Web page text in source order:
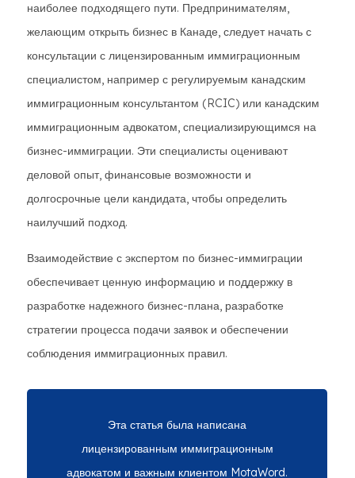
наиболее подходящего пути. Предпринимателям,
желающим открыть бизнес в Канаде, следует начать с
консультации с лицензированным иммиграционным
специалистом, например с регулируемым канадским
иммиграционным консультантом (RCIC) или канадским
иммиграционным адвокатом, специализирующимся на
бизнес-иммиграции. Эти специалисты оценивают
деловой опыт, финансовые возможности и
долгосрочные цели кандидата, чтобы определить
наилучший подход.
Взаимодействие с экспертом по бизнес-иммиграции
обеспечивает ценную информацию и поддержку в
разработке надежного бизнес-плана, разработке
стратегии процесса подачи заявок и обеспечении
соблюдения иммиграционных правил.
Эта статья была написана
лицензированным иммиграционным
адвокатом и важным клиентом MotaWord.